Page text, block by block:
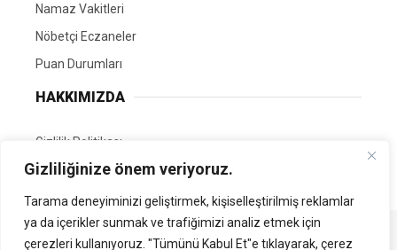
Gizliliğinize önem veriyoruz.
Tarama deneyiminizi geliştirmek, kişiselleştirilmiş reklamlar
ya da içerikler sunmak ve trafiğimizi analiz etmek için
çerezleri kullanıyoruz. "Tümünü Kabul Et"e tıklayarak, çerez
Namaz Vakitleri
Nöbetçi Eczaneler
Puan Durumları
HAKKIMIZDA
Gizlilik Politikası
GÖNÜLLÜ EDİTÖRÜMÜZ OL
Tüm Hakları Saklıdır. | Kamubilgi.com | 2026